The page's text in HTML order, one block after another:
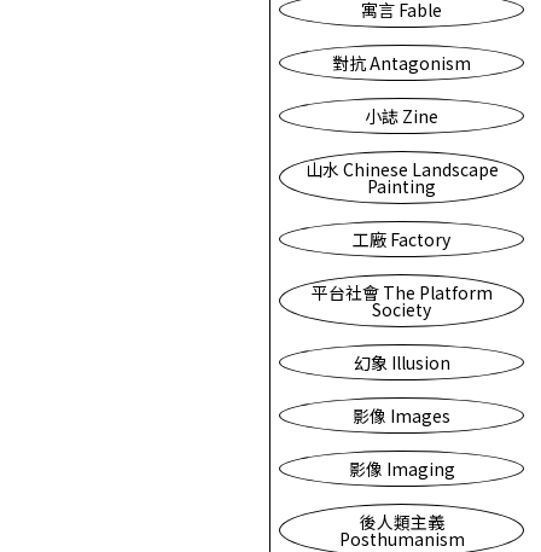
寓言 Fable
對抗 Antagonism
小誌 Zine
山水 Chinese Landscape
Painting
工廠 Factory
平台社會 The Platform
Society
幻象 Illusion
影像 Images
影像 Imaging
後人類主義
Posthumanism